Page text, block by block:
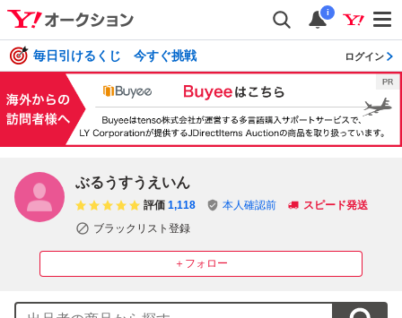
i
毎日引けるくじ 今すぐ挑戦 ログイン
ぶるうすうえいん
＋フォロー
評価 1,118 本人確認前
スピード発送
ブラックリスト登録